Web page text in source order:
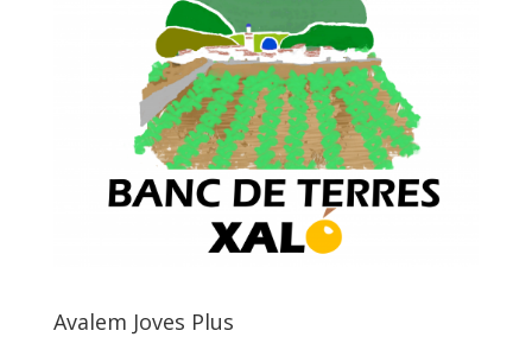
Avalem Joves Plus